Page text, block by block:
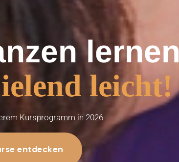
lernen
leicht!
Kursprogramm in 2026
entdecken